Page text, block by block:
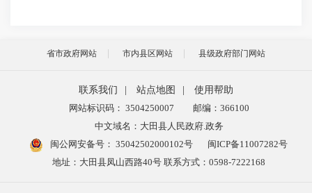
省市政府网站 市内县区网站 县级政府部门网站
联系我们 站点地图
使用帮助
网站标识码： 3504250007
邮编：366100
中文域名：大田县人民政府.政务
闽公网安备号： 35042502000102号
闽ICP备11007282号
地址：大田县凤山西路40号 联系方式：0598-7222168